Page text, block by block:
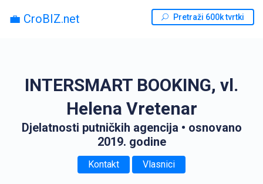
💼 CroBIZ.net Pretraži 600k tvrtki
INTERSMART BOOKING, vl.
Helena Vretenar
Djelatnosti putničkih agencija • osnovano
2019. godine
Kontakt Vlasnici